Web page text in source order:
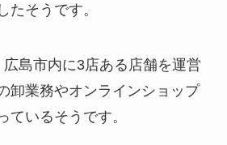
たそうです。
島市内に3店ある店舗を運営
卸業務やオンラインショップ
ているそうです。